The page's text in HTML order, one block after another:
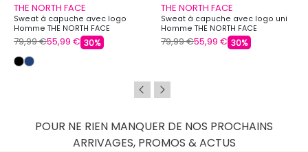
THE NORTH FACE
Sweat à capuche avec logo
Homme THE NORTH FACE
79,99 €55,99 € 30%
THE NORTH FACE
Sweat à capuche avec logo uni
Homme THE NORTH FACE
79,99 €55,99 € 30%
POUR NE RIEN MANQUER DE NOS PROCHAINS
ARRIVAGES, PROMOS & ACTUS